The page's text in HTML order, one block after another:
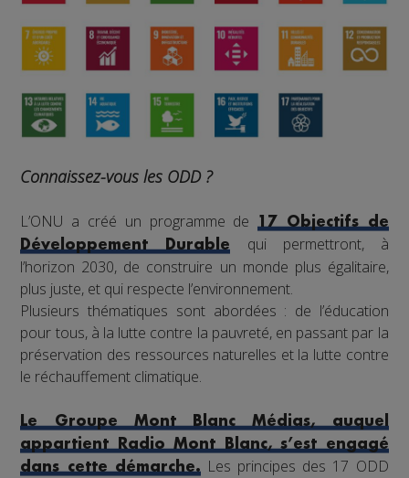
Connaissez-vous les ODD ?
L’ONU a créé un programme de17 Objectifs de
Développement Durable
qui permettront, à
l’horizon 2030, de construire un monde plus égalitaire,
plus juste, et qui respecte l’environnement.
Plusieurs thématiques sont abordées : de l’éducation
pour tous, à la lutte contre la pauvreté, en passant par la
préservation des ressources naturelles et la lutte contre
le réchauffement climatique.
Le Groupe Mont Blanc Médias, auquel
appartient Radio Mont Blanc, s’est engagé
dans cette démarche.Les principes des 17 ODD